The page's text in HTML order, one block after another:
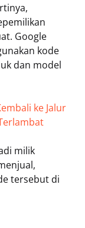
Google
kode
dan model
ke Jalur
milik
tersebut di